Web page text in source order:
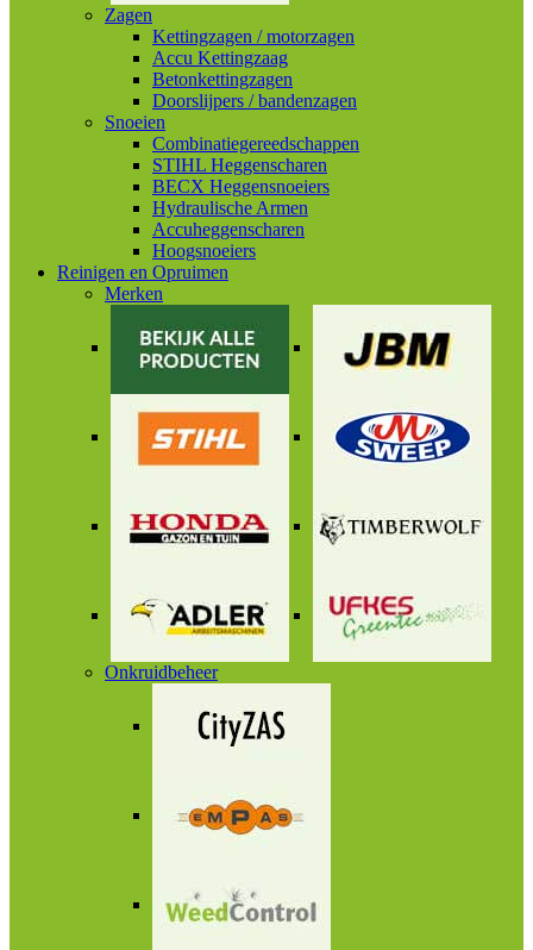
Zagen
Kettingzagen / motorzagen
Accu Kettingzaag
Betonkettingzagen
Doorslijpers / bandenzagen
Snoeien
Combinatiegereedschappen
STIHL Heggenscharen
BECX Heggensnoeiers
Hydraulische Armen
Accuheggenscharen
Hoogsnoeiers
Reinigen en Opruimen
Merken
Onkruidbeheer